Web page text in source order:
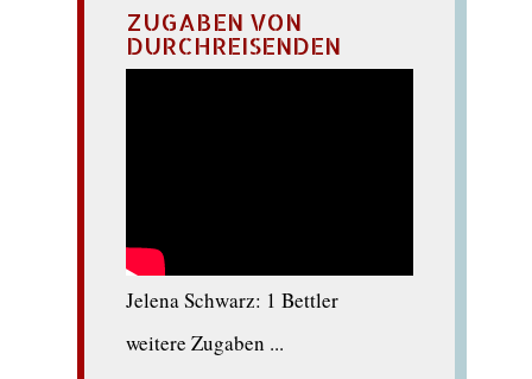
ZUGABEN VON
DURCHREISENDEN
Jelena Schwarz: 1 Bettler
weitere Zugaben ...